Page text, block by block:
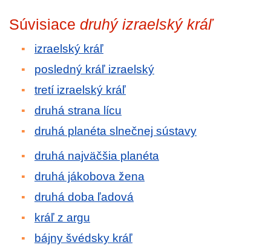
Súvisiace druhý izraelský kráľ
izraelský kráľ
posledný kráľ izraelský
tretí izraelský kráľ
druhá strana lícu
druhá planéta slnečnej sústavy
druhá najväčšia planéta
druhá jákobova žena
druhá doba ľadová
kráľ z argu
bájny švédsky kráľ